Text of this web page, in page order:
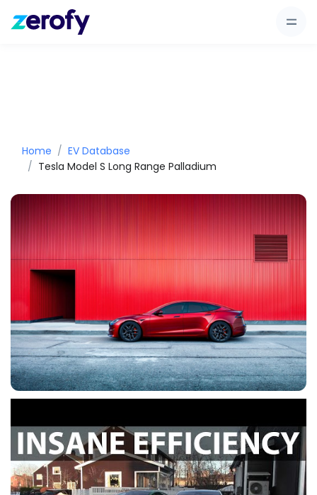
Home
EV Database
Tesla Model S Long Range Palladium